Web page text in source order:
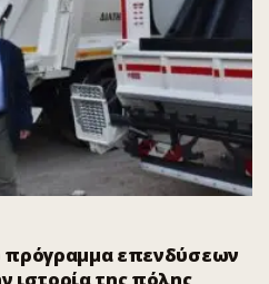
πρόγραμμα επενδύσεων